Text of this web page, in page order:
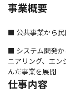
事業概要
■ 公共事業から民
■ システム開発か
ニアリング、エン
んだ事業を展開
仕事内容